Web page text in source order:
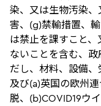
染、又は生物汚染
害、(g)禁輸措置、
は禁止を課すこと
ないことを含む、
だし、材料、設備、
及び(a)英国の欧州
脱、(b)COVID19ウ